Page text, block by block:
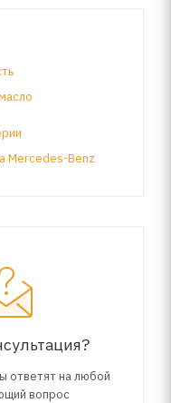
Mercedes-Benz
ответят на любой
вопрос